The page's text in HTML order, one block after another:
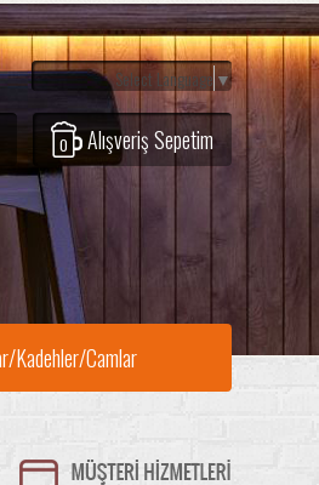
Alışveriş Sepetim
0
Select Language ▼
Kadehler/Camlar